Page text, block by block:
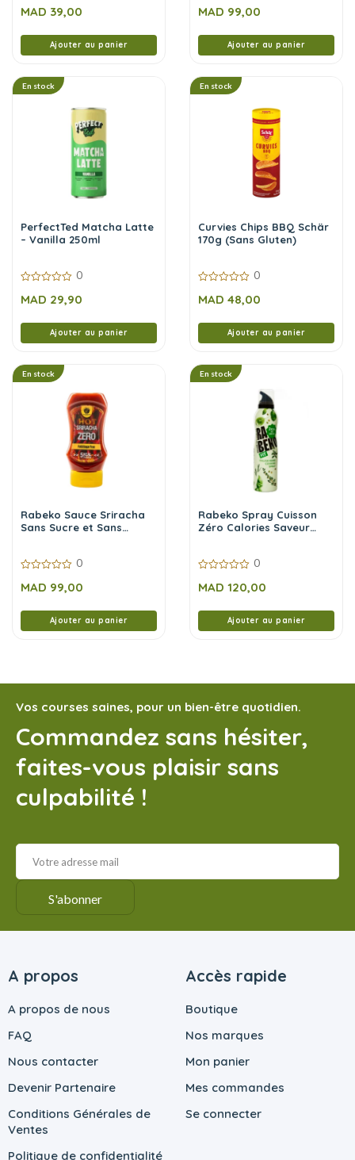
sur
MAD 39,00
Ajouter au panier
sur
MAD 99,00
Ajouter au panier
En stock
PerfectTed Matcha Latte
– Vanilla 250ml
sur
0
MAD 29,90
Ajouter au panier
En stock
Curvies Chips BBQ Schär
170g (Sans Gluten)
sur
0
MAD 48,00
Ajouter au panier
En stock
Rabeko Sauce Sriracha
Sans Sucre et Sans
sur
0
MAD 99,00
Ajouter au panier
En stock
Rabeko Spray Cuisson
Zéro Calories Saveur
sur
0
MAD 120,00
Ajouter au panier
Vos courses saines, pour un bien-être quotidien.
Commandez sans hésiter,
faites-vous plaisir sans
culpabilité !
A propos
A propos de nous
FAQ
Nous contacter
Devenir Partenaire
Conditions Générales de
Ventes
Politique de confidentialité
Accès rapide
Boutique
Nos marques
Mon panier
Mes commandes
Se connecter